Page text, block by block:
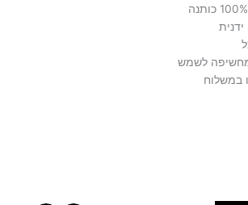
לשמש
במשלוח